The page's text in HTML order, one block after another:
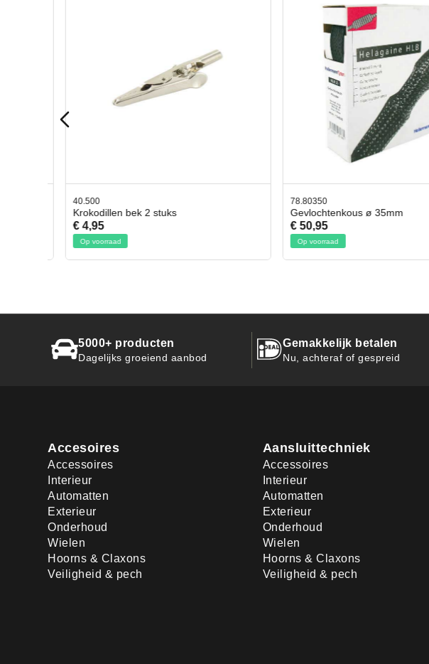
40.500
Krokodillen bek 2 stuks
€ 4,95
Op voorraad
78.80350
Gevlochtenkous ø 35mm
€ 50,95
Op voorraad
5000+ producten
Dagelijks groeiend aanbod
Gemakkelijk betalen
Nu, achteraf of gespreid
Accesoires
Accessoires
Interieur
Automatten
Exterieur
Onderhoud
Wielen
Hoorns & Claxons
Veiligheid & pech
Aansluittechniek
Accessoires
Interieur
Automatten
Exterieur
Onderhoud
Wielen
Hoorns & Claxons
Veiligheid & pech